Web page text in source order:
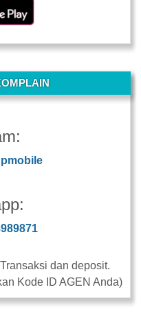
dan deposit.
Kode ID AGEN Anda)